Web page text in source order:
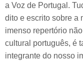
a Voz de Portugal.
dito e escrito sobre a
imenso repertório
cultural português, é
integrante do nosso